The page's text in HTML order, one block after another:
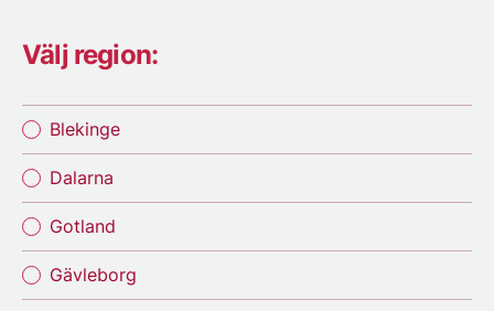
Välj region:
Blekinge
Dalarna
Gotland
Gävleborg